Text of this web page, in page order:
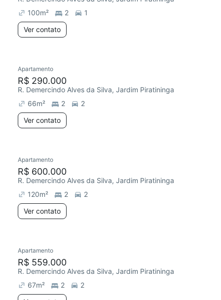
100m² 2
1
Ver contato
Apartamento
R$ 290.000
R. Demercindo Alves da Silva, Jardim Piratininga
66m² 2
2
Ver contato
Apartamento
R$ 600.000
R. Demercindo Alves da Silva, Jardim Piratininga
120m² 2
2
Ver contato
Apartamento
R$ 559.000
R. Demercindo Alves da Silva, Jardim Piratininga
67m² 2
2